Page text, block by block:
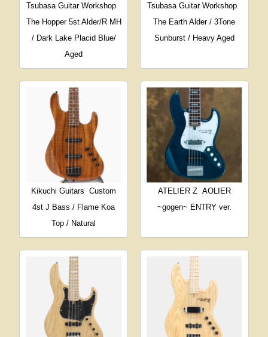
Tsubasa Guitar Workshop
The Hopper 5st Alder/R MH
/ Dark Lake Placid Blue/
Aged
Tsubasa Guitar Workshop
The Earth Alder / 3Tone
Sunburst / Heavy Aged
Kikuchi Guitars
Custom
4st J Bass / Flame Koa
Top / Natural
ATELIER Z AOLIER
~gogen~ ENTRY ver.